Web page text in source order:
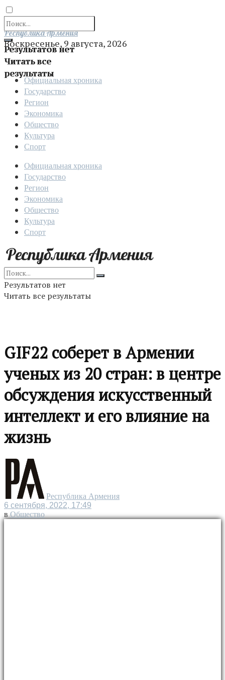
Результатов нет
Читать все
результаты
Отправить
Республика Армения
Воскресенье, 9 августа, 2026
Официальная хроника
Государство
Регион
Экономика
Общество
Культура
Спорт
Официальная хроника
Государство
Регион
Экономика
Общество
Культура
Спорт
Результатов нет
Читать все результаты
GIF22 соберет в Армении
ученых из 20 стран: в центре
обсуждения искусственный
интеллект и его влияние на
жизнь
Республика Армения
6 сентября, 2022, 17:49
в Общество